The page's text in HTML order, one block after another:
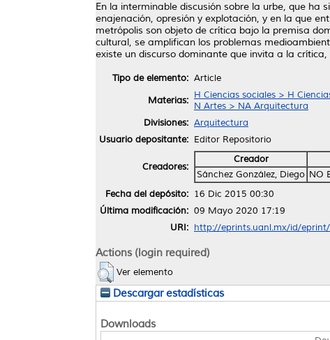
En la interminable discusión sobre la urbe, que ha
enajenación, opresión y explotación, y en la que
metrópolis son objeto de crítica bajo la premisa
cultural, se amplifican los problemas
existe un discurso dominante que invita a la
Tipo de elemento: Article
Materias: H Ciencias sociales > H
N Artes > NA Arquitectura
Divisiones: Arquitectura
Usuario depositante: Editor Repositorio
Creadores:
Creador
Sánchez González, Diego NO
Fecha del depósito: 16 Dic 2015 00:30
Última modificación: 09 Mayo 2020 17:19
URI: http://eprints.uanl.mx/id/
Actions (login required)
Ver elemento
Descargar estadísticas
Downloads